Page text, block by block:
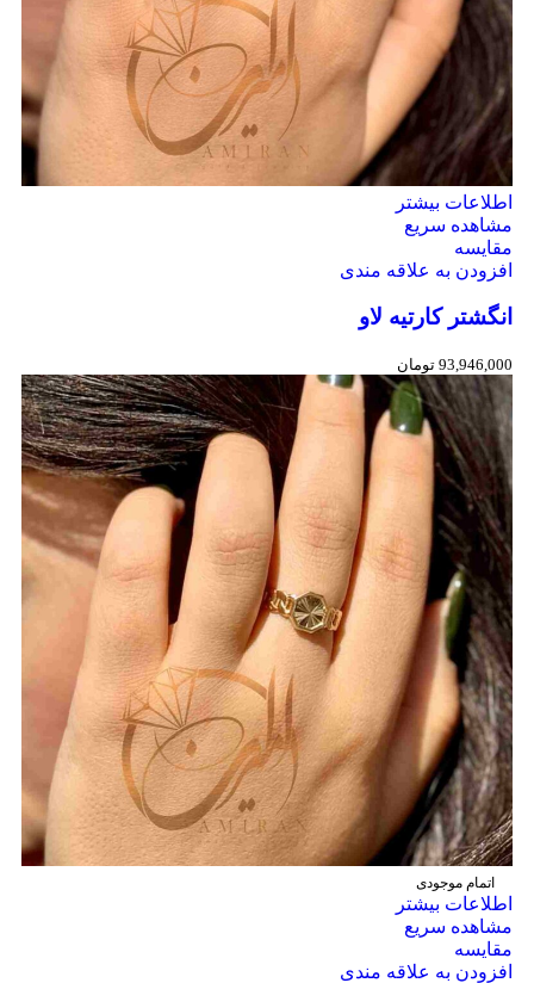
اطلاعات بیشتر
مشاهده سریع
مقایسه
افزودن به علاقه مندی
انگشتر کارتیه لاو
93,946,000 تومان
اتمام موجودی
اطلاعات بیشتر
مشاهده سریع
مقایسه
افزودن به علاقه مندی